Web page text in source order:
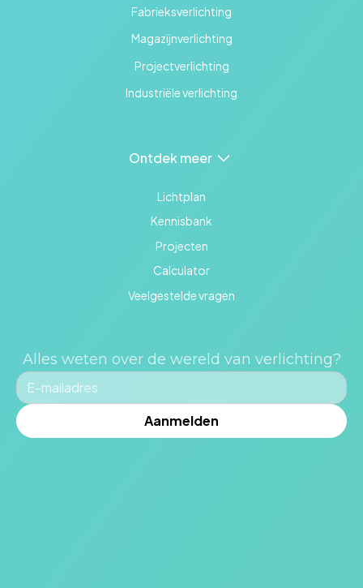
Fabrieksverlichting
Magazijnverlichting
Projectverlichting
Industriële verlichting
Ontdek meer
Lichtplan
Kennisbank
Projecten
Calculator
Veelgestelde vragen
Alles weten over de wereld van verlichting?